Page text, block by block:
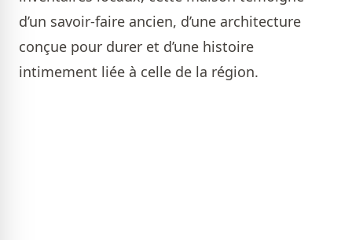
d’un savoir-faire ancien, d’une architecture
conçue pour durer et d’une histoire
intimement liée à celle de la région.